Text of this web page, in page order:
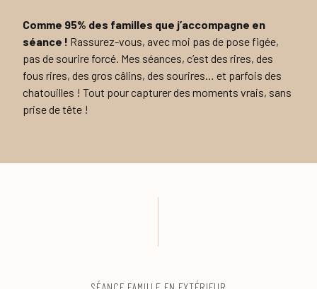
Comme 95% des familles que j’accompagne en
séance ! Rassurez-vous, avec moi pas de pose figée,
pas de sourire forcé. Mes séances, c’est des rires, des
fous rires, des gros câlins, des sourires… et parfois des
chatouilles ! Tout pour capturer des moments vrais, sans
prise de tête !